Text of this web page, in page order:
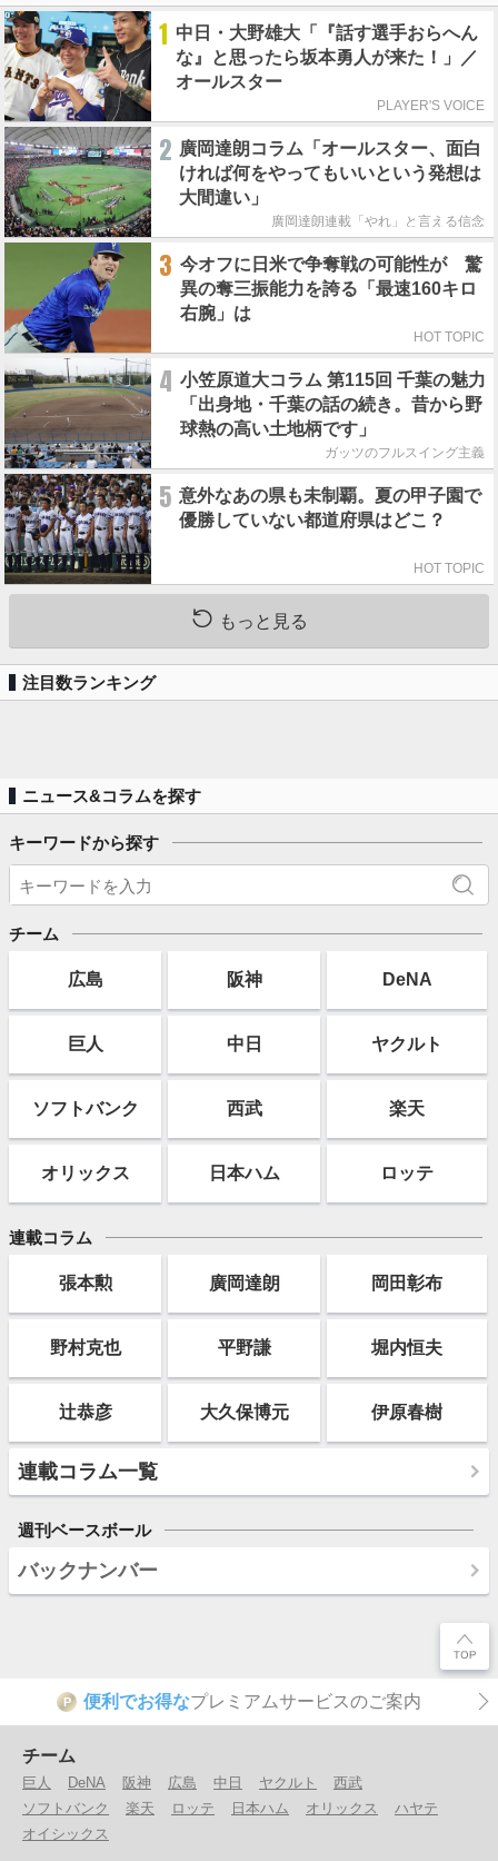
1 中日・大野雄大「『話す選手おらへん
な』と思ったら坂本勇人が来た！」／
オールスター
PLAYER'S VOICE
2 廣岡達朗コラム「オールスター、面白
ければ何をやってもいいという発想は
大間違い」
廣岡達朗連載「やれ」と言える信念
3 今オフに日米で争奪戦の可能性が 驚
異の奪三振能力を誇る「最速160キロ
右腕」は
HOT TOPIC
4 小笠原道大コラム 第115回 千葉の魅力
「出身地・千葉の話の続き。昔から野
球熱の高い土地柄です」
ガッツのフルスイング主義
5 意外なあの県も未制覇。夏の甲子園で
優勝していない都道府県はどこ？
HOT TOPIC
もっと見る
注目数ランキング
ニュース&コラムを探す
キーワードから探す
チーム
広島 阪神 DeNA
巨人 中日 ヤクルト
ソフトバンク 西武 楽天
オリックス 日本ハム ロッテ
連載コラム
張本勲 廣岡達朗 岡田彰布
野村克也 平野謙 堀内恒夫
辻恭彦 大久保博元 伊原春樹
連載コラム一覧
週刊ベースボール
バックナンバー
P 便利でお得なプレミアムサービスのご案内
チーム
巨人 DeNA 阪神 広島 中日 ヤクルト
西武
ソフトバンク
楽天 ロッテ 日本ハム オリックス
ハヤテ
オイシックス